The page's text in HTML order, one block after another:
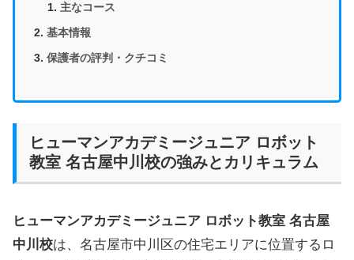
主なコース
基本情報
保護者の評判・クチコミ
ヒューマンアカデミージュニア ロボット
教室 名古屋中川校の強みとカリキュラム
ヒューマンアカデミージュニア ロボット教室 名古屋
中川校は、名古屋市中川区の住宅エリアに位置するロ